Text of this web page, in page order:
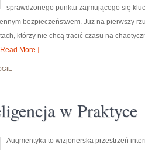
sprawdzonego punktu zajmującego się
bezpieczeństwem. Już na pierwszy
którzy nie chcą tracić czasu na
More ]
w Praktyce
Augmentyka to wizjonerska przestrzeń